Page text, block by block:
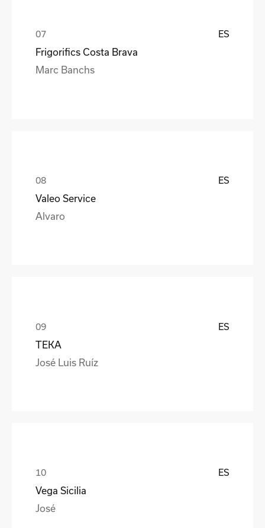
ES
Frigorifics Costa Brava
Marc Banchs
ES
Valeo Service
Alvaro
ES
TEKA
José Luis Ruíz
ES
Vega Sicilia
José